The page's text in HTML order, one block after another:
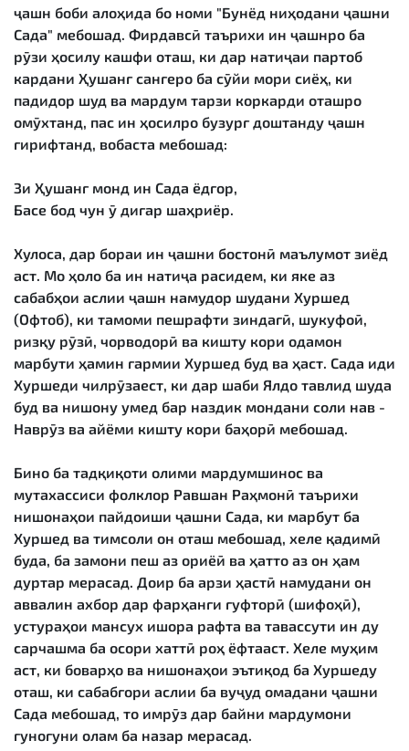
ҷашн боби алоҳида бо номи "Бунёд ниҳодани ҷашни
Сада" мебошад. Фирдавсӣ таърихи ин ҷашнро ба
рӯзи ҳосилу кашфи оташ, ки дар натиҷаи партоб
кардани Ҳушанг сангеро ба сӯйи мори сиёҳ, ки
падидор шуд ва мардум тарзи коркарди оташро
омӯхтанд, пас ин ҳосилро бузург доштанду ҷашн
гирифтанд, вобаста мебошад:
Зи Ҳушанг монд ин Сада ёдгор,
Басе бод чун ӯ дигар шаҳриёр.
Хулоса, дар бораи ин ҷашни бостонӣ маълумот зиёд
аст. Мо ҳоло ба ин натиҷа расидем, ки яке аз
сабабҳои аслии ҷашн намудор шудани Хуршед
(Офтоб), ки тамоми пешрафти зиндагӣ, шукуфоӣ,
ризқу рӯзӣ, чорводорӣ ва кишту кори одамон
марбути ҳамин гармии Хуршед буд ва ҳаст. Сада иди
Хуршеди чилрӯзаест, ки дар шаби Ялдо тавлид шуда
буд ва нишону умед бар наздик мондани соли нав -
Наврӯз ва айёми кишту кори баҳорӣ мебошад.
Бино ба тадқиқоти олими мардумшинос ва
мутахассиси фолклор Равшан Раҳмонӣ таърихи
нишонаҳои пайдоиши ҷашни Сада, ки марбут ба
Хуршед ва тимсоли он оташ мебошад, хеле қадимӣ
буда, ба замони пеш аз ориёӣ ва ҳатто аз он ҳам
дуртар мерасад. Доир ба арзи ҳастӣ намудани он
аввалин ахбор дар фарҳанги гуфторӣ (шифоҳӣ),
устураҳои мансух ишора рафта ва тавассути ин ду
сарчашма ба осори хаттӣ роҳ ёфтааст. Хеле муҳим
аст, ки боварҳо ва нишонаҳои эътиқод ба Хуршеду
оташ, ки сабабгори аслии ба вуҷуд омадани ҷашни
Сада мебошад, то имрӯз дар байни мардумони
гуногуни олам ба назар мерасад.